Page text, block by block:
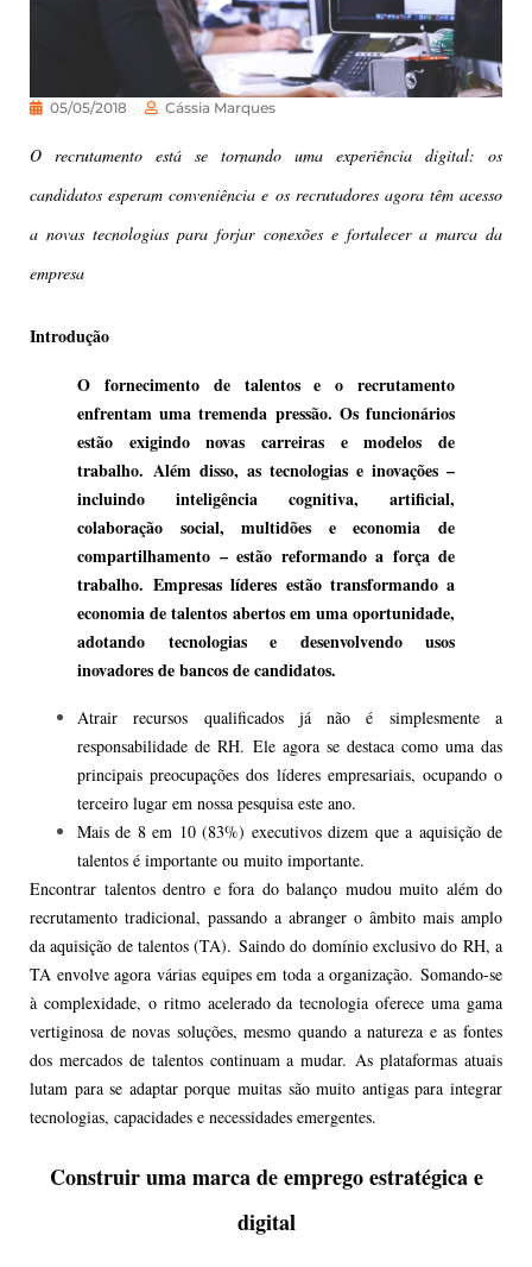
05/05/2018 Cássia Marques
O recrutamento está se tornando uma experiência digital: os
candidatos esperam conveniência e os recrutadores agora têm acesso
a novas tecnologias para forjar conexões e fortalecer a marca da
empresa
Introdução
O fornecimento de talentos e o recrutamento
enfrentam uma tremenda pressão. Os funcionários
estão exigindo novas carreiras e modelos de
trabalho. Além disso, as tecnologias e inovações –
incluindo inteligência cognitiva, artificial,
colaboração social, multidões e economia de
compartilhamento – estão reformando a força de
trabalho. Empresas líderes estão transformando a
economia de talentos abertos em uma oportunidade,
adotando tecnologias e desenvolvendo usos
inovadores de bancos de candidatos.
Atrair recursos qualificados já não é simplesmente a
responsabilidade de RH. Ele agora se destaca como uma das
principais preocupações dos líderes empresariais, ocupando o
terceiro lugar em nossa pesquisa este ano.
Mais de 8 em 10 (83%) executivos dizem que a aquisição de
talentos é importante ou muito importante.
Encontrar talentos dentro e fora do balanço mudou muito além do
recrutamento tradicional, passando a abranger o âmbito mais amplo
da aquisição de talentos (TA). Saindo do domínio exclusivo do RH, a
TA envolve agora várias equipes em toda a organização. Somando-se
à complexidade, o ritmo acelerado da tecnologia oferece uma gama
vertiginosa de novas soluções, mesmo quando a natureza e as fontes
dos mercados de talentos continuam a mudar. As plataformas atuais
lutam para se adaptar porque muitas são muito antigas para integrar
tecnologias, capacidades e necessidades emergentes.
Construir uma marca de emprego estratégica e
digital